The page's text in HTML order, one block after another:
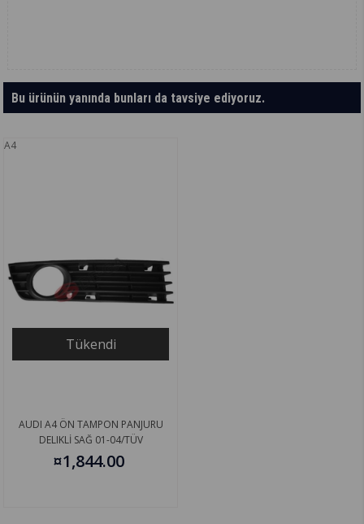
Bu ürünün yanında bunları da tavsiye ediyoruz.
A4
Tükendi
AUDI A4 ÖN TAMPON PANJURU
DELIKLİ SAĞ 01-04/TÜV
8E0807682A01C
¤1,844.00